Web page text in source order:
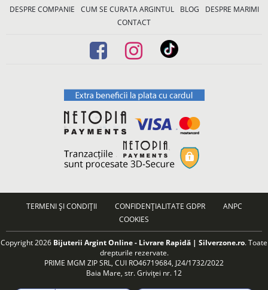
DESPRE COMPANIE CUM SE CURATA ARGINTUL BLOG
DESPRE MARIMI
CONTACT
TERMENI ȘI CONDIȚII CONFIDENȚIALITATE GDPR
ANPC
COOKIES
Copyright 2026 Bijuterii Argint Online - Livrare Rapidă | Silverzone.ro. Toate
drepturile rezervate.
PRIME MGM ZIP SRL, CUI RO46719684, J24/1732/2022
Baia Mare, str. Griviței nr. 12